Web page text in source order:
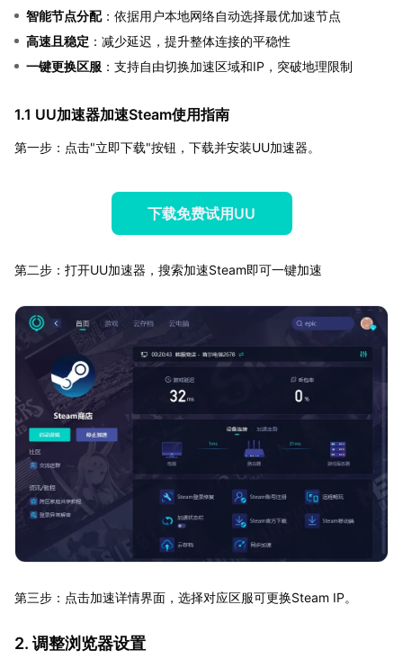
智能节点分配：依据用户本地网络自动选择最优加速节点
高速且稳定 ：减少延迟，提升整体连接的平稳性
一键更换区服 ：支持自由切换加速区域和IP，突破地理限制
1.1 UU加速器加速Steam使用指南
第一步：点击"立即下载"按钮，下载并安装UU加速器。
下载免费试用UU
第二步：打开UU加速器，搜索加速Steam即可一键加速
第三步：点击加速详情界面，选择对应区服可更换Steam IP。
2. 调整浏览器设置